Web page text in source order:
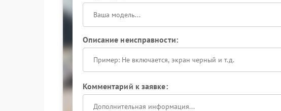
Описание неисправности:
Комментарий к заявке: